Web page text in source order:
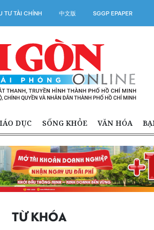
TƯ TÀI CHÍNH 中文版 SGGP EPAPER
DỤC SỐNG KHỎE VĂN HÓA
TỪ KHÓA